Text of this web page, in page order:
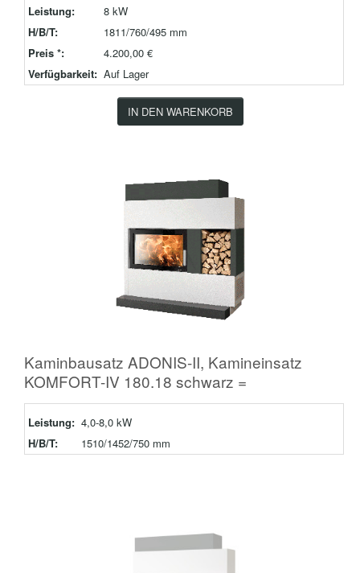
Leistung:
8 kW
H/B/T:
1811/760/495 mm
Preis *:
4.200,00 €
Verfügbarkeit: Auf Lager
IN DEN WARENKORB
Kaminbausatz ADONIS-II, Kamineinsatz
KOMFORT-IV 180.18 schwarz =
Leistung: 4,0-8,0 kW
H/B/T:
1510/1452/750 mm